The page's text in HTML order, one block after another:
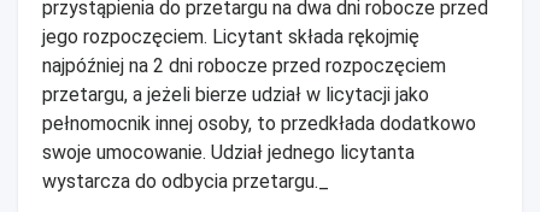
przystąpienia do przetargu na dwa dni robocze przed
jego rozpoczęciem. Licytant składa rękojmię
najpóźniej na 2 dni robocze przed rozpoczęciem
przetargu, a jeżeli bierze udział w licytacji jako
pełnomocnik innej osoby, to przedkłada dodatkowo
swoje umocowanie. Udział jednego licytanta
wystarcza do odbycia przetargu._